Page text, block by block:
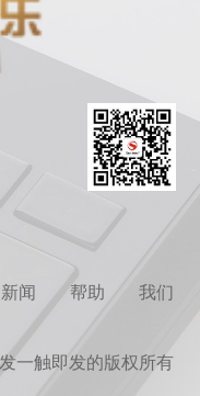
新闻 帮助 我们
一触即发的版权所有